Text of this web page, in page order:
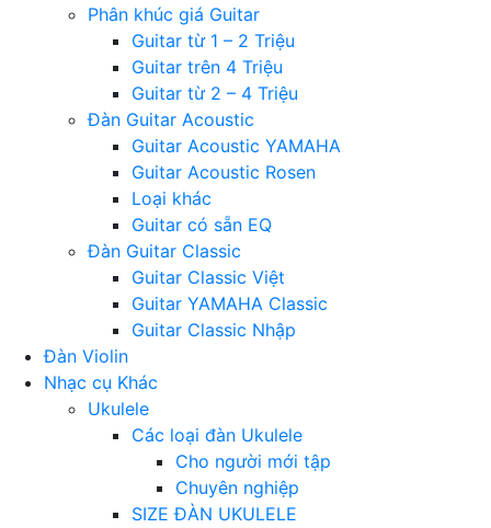
Phân khúc giá Guitar
Guitar từ 1 – 2 Triệu
Guitar trên 4 Triệu
Guitar từ 2 – 4 Triệu
Đàn Guitar Acoustic
Guitar Acoustic YAMAHA
Guitar Acoustic Rosen
Loại khác
Guitar có sẵn EQ
Đàn Guitar Classic
Guitar Classic Việt
Guitar YAMAHA Classic
Guitar Classic Nhập
Đàn Violin
Nhạc cụ Khác
Ukulele
Các loại đàn Ukulele
Cho người mới tập
Chuyên nghiệp
SIZE ĐÀN UKULELE